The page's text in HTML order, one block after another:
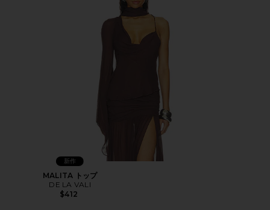
新作
MALITA トップ
DE LA VALI
$412